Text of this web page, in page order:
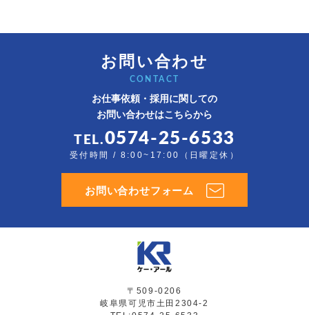
お問い合わせ
CONTACT
お仕事依頼・採用に関しての
お問い合わせはこちらから
TEL.0574-25-6533
受付時間 / 8:00~17:00（日曜定休）
お問い合わせフォーム
〒509-0206
岐阜県可児市土田2304-2